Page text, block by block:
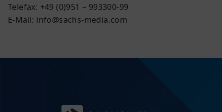
Telefax: +49 (0)951 – 993300-99
E-Mail: info@sachs-media.com